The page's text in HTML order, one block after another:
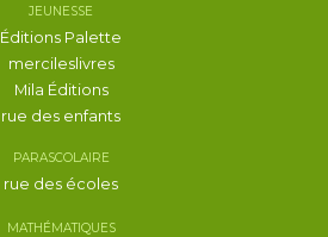
JEUNESSE
Éditions Palette
mercileslivres
Mila Éditions
rue des enfants
PARASCOLAIRE
rue des écoles
MATHÉMATIQUES